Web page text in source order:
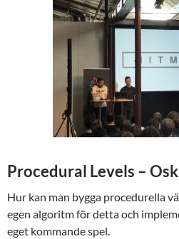
Procedural Levels –
Hur kan man bygga procedurella
egen algoritm för detta och
eget kommande spel.